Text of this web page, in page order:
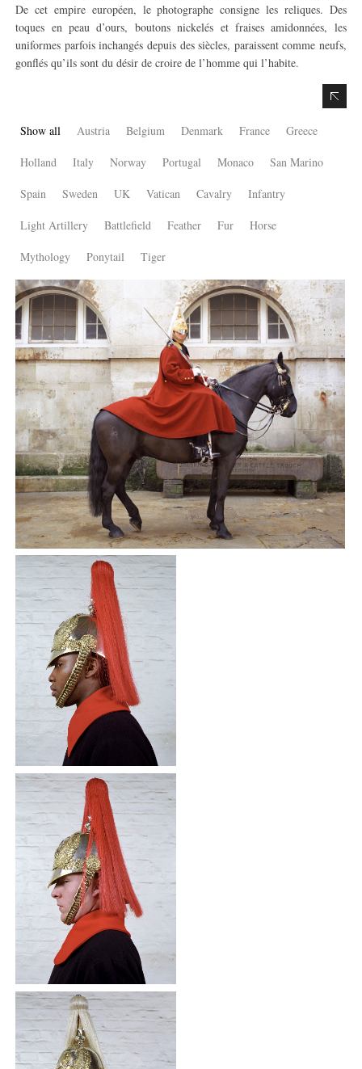
De cet empire européen, le photographe consigne les reliques. Des
toques en peau d’ours, boutons nickelés et fraises amidonnées, les
uniformes parfois inchangés depuis des siècles, paraissent comme neufs,
gonflés qu’ils sont du désir de croire de l’homme qui l’habite.
Show all Austria Belgium Denmark France Greece
Holland Italy Norway Portugal Monaco San Marino
Spain Sweden UK Vatican Cavalry Infantry
Light Artillery Battlefield Feather Fur Horse
Mythology Ponytail Tiger